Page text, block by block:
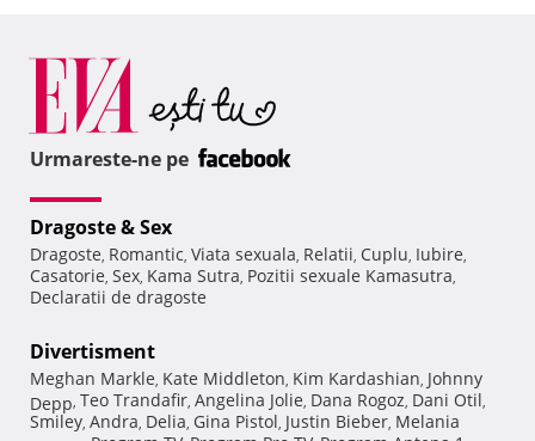
Urmareste-ne pe
Dragoste & Sex
Dragoste, Romantic, Viata sexuala, Relatii, Cuplu, Iubire,
Casatorie, Sex, Kama Sutra, Pozitii sexuale Kamasutra,
Declaratii de dragoste
Divertisment
Meghan Markle, Kate Middleton, Kim Kardashian, Johnny
Depp, Teo Trandafir, Angelina Jolie, Dana Rogoz, Dani Otil,
Smiley, Andra, Delia, Gina Pistol, Justin Bieber, Melania